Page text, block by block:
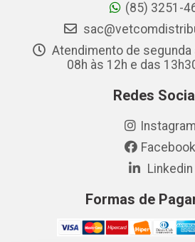
(85) 3251-
Atendimento de
08h às 12h e das
Redes
Instagram
Facebook
Linkedin
Formas de